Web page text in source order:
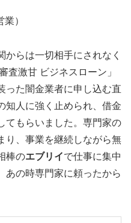
）
らは一切相手にされなく
査激甘 ビジネスローン」
った闇金業者に申し込む直
知人に強く止められ、借金
てもらいました。専門家の
り、事業を継続しながら無
棒のエブリイで仕事に集中
あの時専門家に頼ったから